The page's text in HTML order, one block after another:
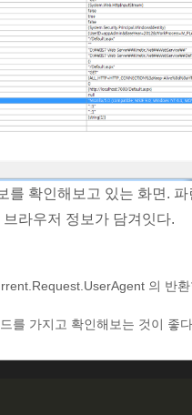
확인해보고 있는 화면.
라우저 정보가 담겨잇다.
의 반환
를 가지고 확인해보는 것이 좋다.